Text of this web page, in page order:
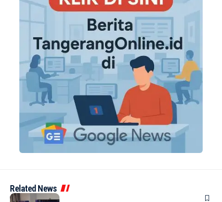
Related News
BANDARA BERITA